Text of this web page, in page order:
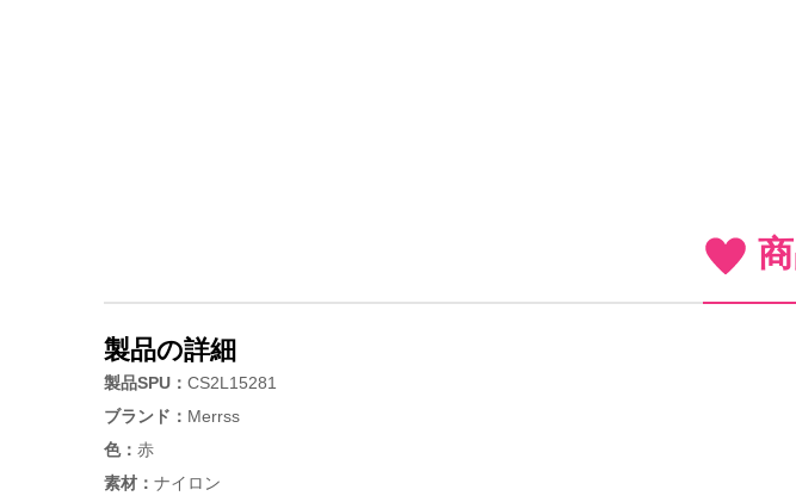
製品の詳細
製品SPU： CS2L15281
ブランド： Merrss
色： 赤
素材： ナイロン